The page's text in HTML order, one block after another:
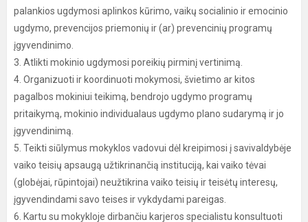
palankios ugdymosi aplinkos kūrimo, vaikų socialinio ir emocinio
ugdymo, prevencijos priemonių ir (ar) prevencinių programų
įgyvendinimo.
3. Atlikti mokinio ugdymosi poreikių pirminį vertinimą.
4. Organizuoti ir koordinuoti mokymosi, švietimo ar kitos
pagalbos mokiniui teikimą, bendrojo ugdymo programų
pritaikymą, mokinio individualaus ugdymo plano sudarymą ir jo
įgyvendinimą.
5. Teikti siūlymus mokyklos vadovui dėl kreipimosi į savivaldybėje
vaiko teisių apsaugą užtikrinančią instituciją, kai vaiko tėvai
(globėjai, rūpintojai) neužtikrina vaiko teisių ir teisėtų interesų,
įgyvendindami savo teises ir vykdydami pareigas.
6. Kartu su mokykloje dirbančiu karjeros specialistu konsultuoti